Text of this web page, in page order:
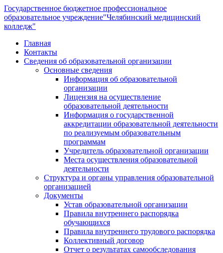
Государственное бюджетное профессиональное
образовательное учреждение"Челябинский медицинский
колледж"
Главная
Контакты
Сведения об образовательной организации
Основные сведения
Информация об образовательной
организации
Лицензия на осуществление
образовательной деятельности
Информация о государственной
аккредитации образовательной деятельности
по реализуемым образовательным
программам
Учредитель образовательной организации
Места осуществления образовательной
деятельности
Структура и органы управления образовательной
организацией
Документы
Устав образовательной организации
Правила внутреннего распорядка
обучающихся
Правила внутреннего трудового распорядка
Коллективный договор
Отчет о результатах самообследования